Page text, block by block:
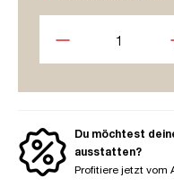
Du möchtest
ausstatten?
Profitiere jetzt vom